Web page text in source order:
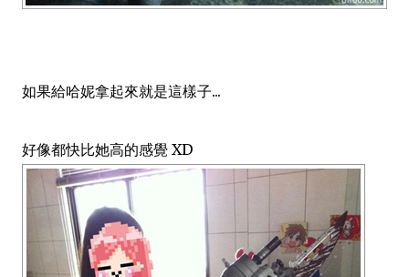
如果給哈妮拿起來就是這樣子...
好像都快比她高的感覺 XD